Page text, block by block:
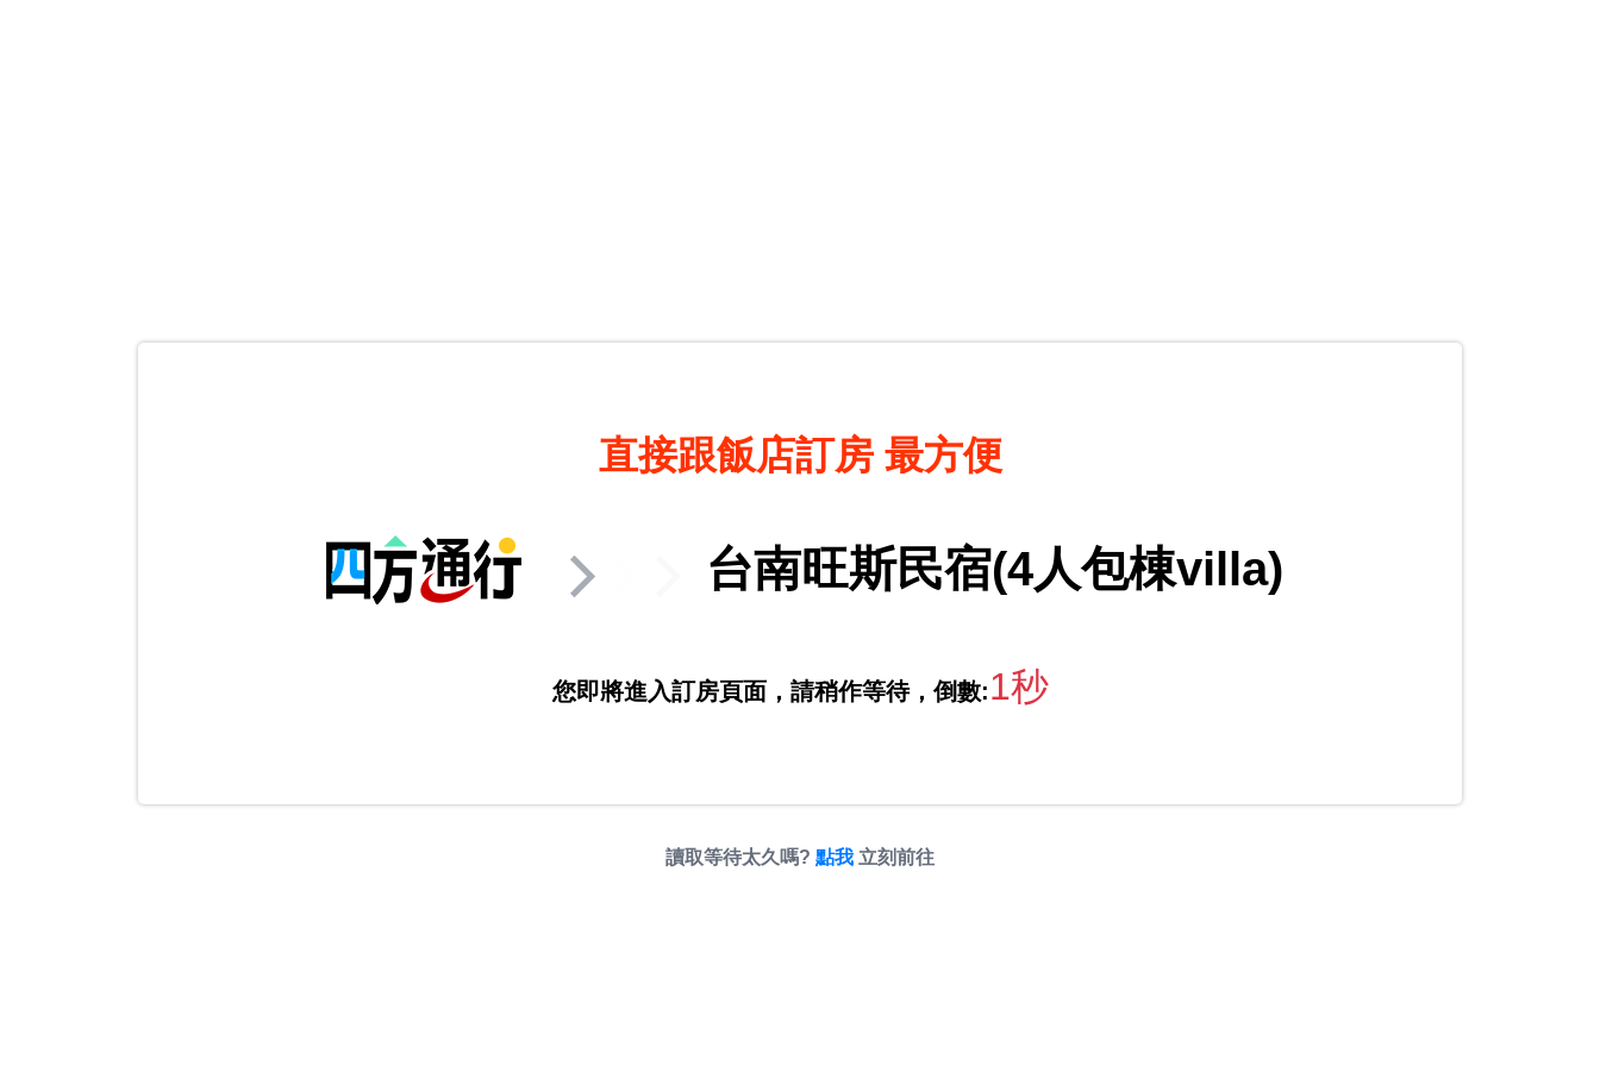
直接跟飯店訂房 最方便
台南旺斯民宿(4人包棟villa)
您即將進入訂房頁面，請稍作等待，倒數:1秒
讀取等待太久嗎? 點我 立刻前往